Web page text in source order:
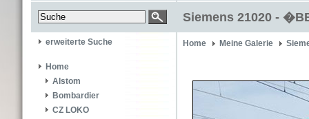
Siemens 21020 -
erweiterte Suche
Home
Alstom
Bombardier
CZ LOKO
Home Meine Galerie